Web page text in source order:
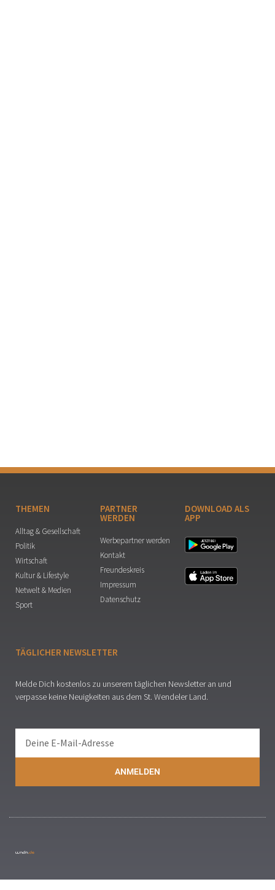
THEMEN
Alltag & Gesellschaft
Politik
Wirtschaft
Kultur & Lifestyle
Netwelt & Medien
Sport
PARTNER
WERDEN
Werbepartner werden
Kontakt
Freundeskreis
Impressum
Datenschutz
DOWNLOAD ALS
APP
TÄGLICHER NEWSLETTER
Melde Dich kostenlos zu unserem täglichen Newsletter an und
verpasse keine Neuigkeiten aus dem St. Wendeler Land.
ANMELDEN